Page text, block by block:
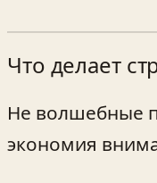
Что делает
Не волшебные
экономия